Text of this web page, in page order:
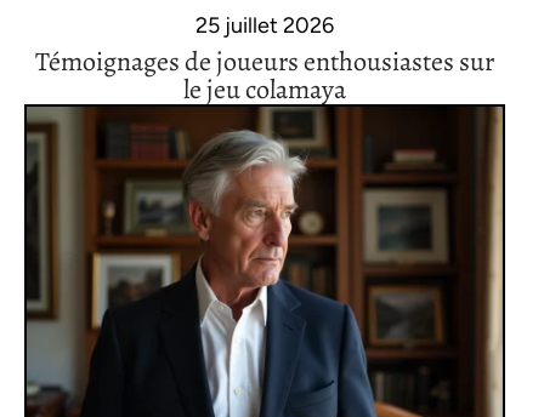
25 juillet 2026
Témoignages de joueurs enthousiastes sur
le jeu colamaya